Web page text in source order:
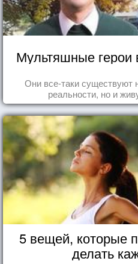
Мультяшные герои
Они все-таки существуют
реальности, но и
5 вещей, которые
делать